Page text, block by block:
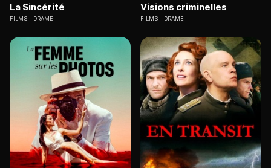
La Sincérité
FILMS DRAME
Visions criminelles
FILMS DRAME